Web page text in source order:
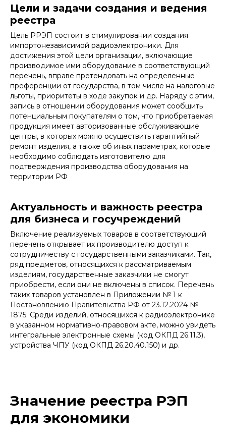
Цели и задачи создания и ведения
реестра
Цель РРЭП состоит в стимулировании создания
импортонезависимой радиоэлектроники. Для
достижения этой цели организации, включающие
производимое ими оборудование в соответствующий
перечень, вправе претендовать на определенные
преференции от государства, в том числе на налоговые
льготы, приоритеты в ходе закупок и др. Наряду с этим,
запись в отношении оборудования может сообщить
потенциальным покупателям о том, что приобретаемая
продукция имеет авторизованные обслуживающие
центры, в которых можно осуществить гарантийный
ремонт изделия, а также об иных параметрах, которые
необходимо соблюдать изготовителю для
подтверждения производства оборудования на
территории РФ
Актуальность и важность реестра
для бизнеса и госучреждений
Включение реализуемых товаров в соответствующий
перечень открывает их производителю доступ к
сотрудничеству с государственными заказчиками. Так,
ряд предметов, относящихся к рассматриваемым
изделиям, государственные заказчики не смогут
приобрести, если они не включены в список. Перечень
таких товаров установлен в Приложении № 1 к
Постановлению Правительства РФ от 23.12.2024 №
1875. Среди изделий, относящихся к радиоэлектронике
в указанном нормативно-правовом акте, можно увидеть
интегральные электронные схемы (код ОКПД 26.11.3),
устройства ЧПУ (код ОКПД 26.20.40.150) и др.
Значение реестра РЭП
для экономики